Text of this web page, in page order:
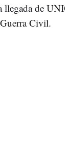
llegada de
Civil.